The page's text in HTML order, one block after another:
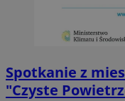
Spotkanie z
"Czyste